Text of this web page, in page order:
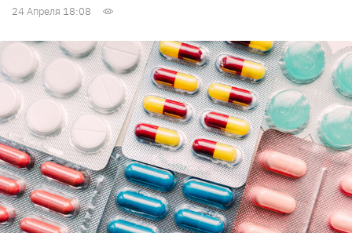
24 Апреля 18:08